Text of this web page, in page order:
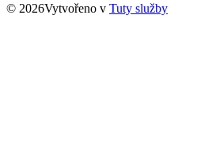
© 2026Vytvořeno v Tuty služby